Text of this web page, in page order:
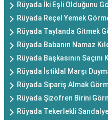
Rüyada İki Eşli Olduğunu
Rüyada Reçel Yemek
Rüyada Taylanda Gitmek
Rüyada Babanın Namaz
Rüyada Başkasının
Rüyada İstiklal Marşı
Rüyada Sipariş Almak
Rüyada Şizofren Birini
Rüyada Tekerlekli